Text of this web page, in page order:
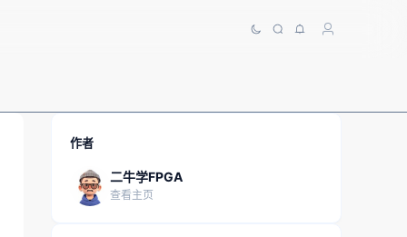
作者
二牛学FPGA
查看主页